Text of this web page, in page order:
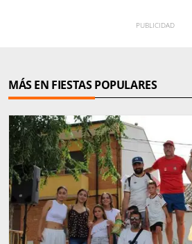
MÁS EN FIESTAS POPULARES